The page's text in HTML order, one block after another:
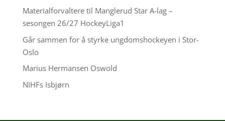
Materialforvaltere til Manglerud Star A-lag –
sesongen 26/27 HockeyLiga1
Går sammen for å styrke ungdomshockeyen i Stor-
Oslo
Marius Hermansen Oswold
NIHFs Isbjørn